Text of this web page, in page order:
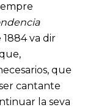
va dir
que
cantante
la seva